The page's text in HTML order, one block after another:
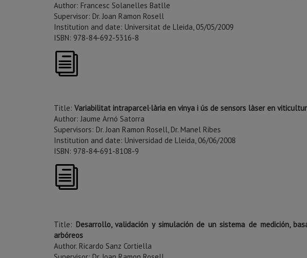
Author: Francesc Solanelles Batlle
Supervisor: Dr. Joan Ramon Rosell
Institution and date: Universitat de Lleida, 05/05/2009
ISBN: 978-84-692-5316-8
Title:Variabilitat intraparcel·lària en vinya i ús de sensors làser en
Author: Jaume Arnó Satorra
Supervisors: Dr. Joan Ramon Rosell, Dr. Manel Ribes
Institution and date: Universidad de Lleida, 06/06/2008
ISBN: 978-84-691-8108-9
Title: Desarrollo, validación y simulación de un sistema de medición,
arbóreos
Author. Ricardo Sanz Cortiella